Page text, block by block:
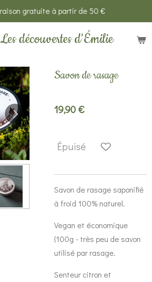
Les découvertes d'Émilie
gratuite à partir de 50 €
Savon de rasage
19,90 €
Épuisé
Savon de rasage saponifié
à froid 100% naturel.
Vegan et économique
(100g - très peu de savon
utilisé par rasage.
Senteur citron et